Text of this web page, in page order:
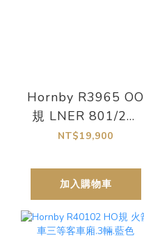
Hornby R3965 OO
規 LNER 801/2型
列車 - Era 11 類比
NT$19,900
加入購物車